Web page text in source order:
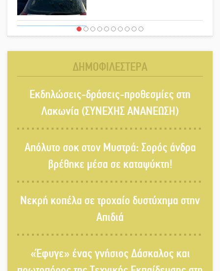
«Έφυγε» ένας γνήσιος Δάσκαλος
Δ. Σπάρτης;
Αντάμωμα με μουσική, χορό και
παράδοση
ανοιχτά του Γυθείου
Αποστολή εξετελέσθη στην Ταϊβάν:
Στη βάση τους τα παγκόσμια
Σπαρτιατόπουλα
ΔΗΜΟΦΙΛΕΣΤΕΡΑ
Εκδηλώσεις-δράσεις-προθεσμίες στη
Λακωνία (ΣΥΝΕΧΗΣ ΑΝΑΝΕΩΣΗ)
Απόλυτο σοκ στον Μυστρά: Σορός άνδρα
βρέθηκε μέσα σε καταψύκτη!
Νεκρή κοπέλα σε τροχαίο δυστύχημα στην
Απιδιά
«Έφυγε» ένας γνήσιος Δάσκαλος και